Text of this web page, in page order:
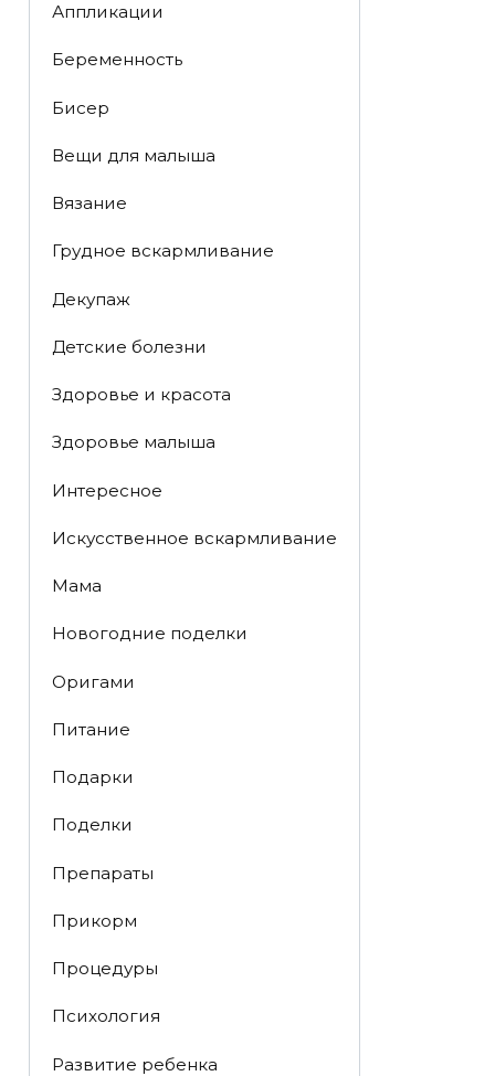
Аппликации
Беременность
Бисер
Вещи для малыша
Вязание
Грудное вскармливание
Декупаж
Детские болезни
Здоровье и красота
Здоровье малыша
Интересное
Искусственное вскармливание
Мама
Новогодние поделки
Оригами
Питание
Подарки
Поделки
Препараты
Прикорм
Процедуры
Психология
Развитие ребенка